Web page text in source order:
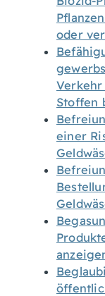
oder
Stoffen
einer